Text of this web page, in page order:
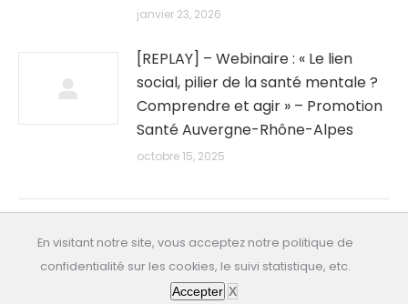
En visitant notre site, vous acceptez notre politique de
confidentialité sur les cookies, le suivi statistique, etc.
Accepter X
janvier 23, 2026
[REPLAY] – Webinaire : « Le lien
social, pilier de la santé mentale ?
Comprendre et agir » – Promotion
Santé Auvergne-Rhône-Alpes
octobre 15, 2025
All rights reserved: educasante.org